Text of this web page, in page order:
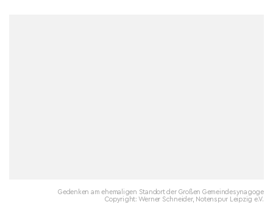
Gedenken am ehemaligen Standort der Großen Gemeindesynagoge
Copyright: Werner Schneider, Notenspur Leipzig e.V.